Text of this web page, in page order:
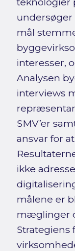
undersøger
mål
interesser,
Analysen
interviews
SMV’er
ansvar for
ikke
målene er
mæglinger
Strategiens